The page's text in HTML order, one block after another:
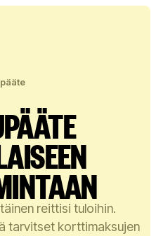
reittisi tuloihin.
tarvitset korttimaksujen